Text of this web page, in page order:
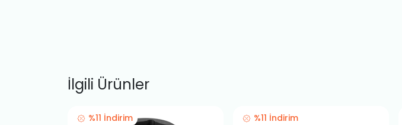
İlgili Ürünler
%11 İndirim %11 İndirim